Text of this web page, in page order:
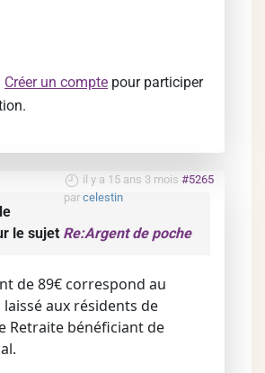
Créer un compte pour participer
il y a 15 ans 3 mois #5265
par celestin
le sujet Re:Argent de poche
de 89€ correspond au
aux résidents de
Retraite bénéficiant de